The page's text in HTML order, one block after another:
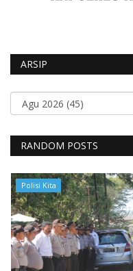
ARSIP
RANDOM POSTS
Polisi Kita